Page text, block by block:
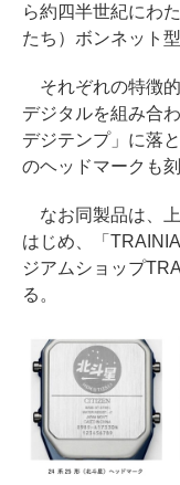
ら約四半世紀にわ
たち）ボンネット型
それぞれの特徴
デジタルを組み合
デジテンプ」に落
のヘッドマークも
なお同製品は、
はじめ、「
ジアムショップ
る。